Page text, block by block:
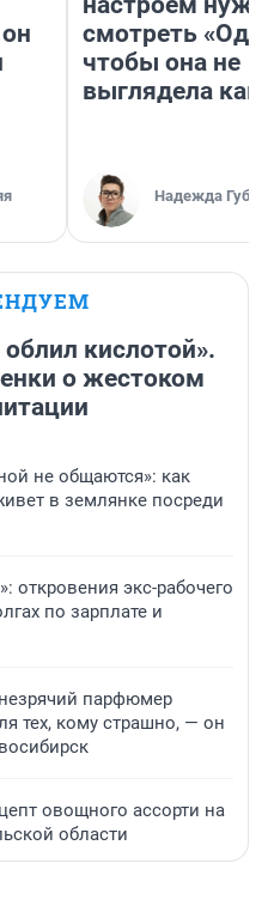
смотреть
чтобы она не
выглядела как
Надежда
кислотой».
о жестоком
не общаются»: как
в землянке посреди
откровения экс-рабочего
по зарплате и
парфюмер
тех, кому страшно, — он
овощного ассорти на
области